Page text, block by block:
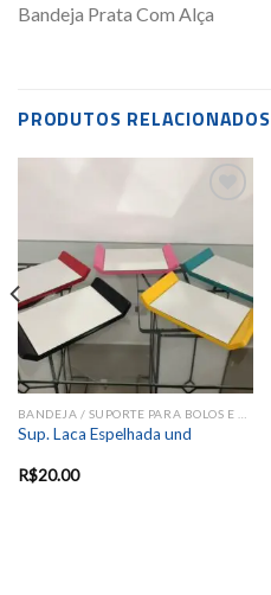
Bandeja Prata Com Alça
PRODUTOS RELACIONADOS
Sup. Laca Espelhada und
R$20.00